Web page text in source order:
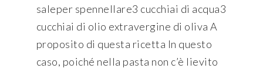
saleper spennellare3 cucchiai di acqua3
cucchiai di olio extravergine di oliva A
proposito di questa ricetta In questo
caso, poiché nella pasta non c’è lievito